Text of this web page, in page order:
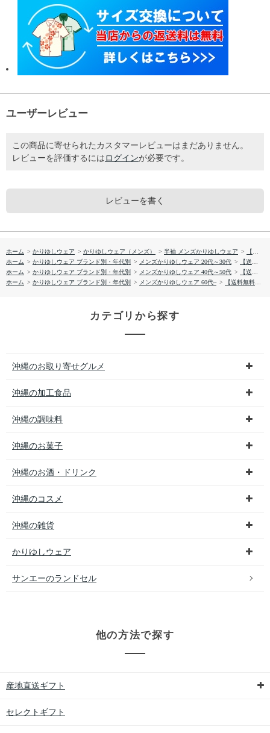
ユーザーレビュー
この商品に寄せられたカスタマーレビューはまだありません。
レビューを評価するには ログインが必要です。
レビューを書く
ホーム > かりゆしウェア > かりゆしウェア（メンズ） > 半袖 メンズかりゆしウェア >
【送料無料】フィッシュドロップス柄 かりゆしウェア GEM19013S
ホーム > かりゆしウェア ブランド別・年代別 > メンズかりゆしウェア 20代～30代 >
【送料無料】フィッシュドロップス柄 かりゆしウェア GEM19013S
ホーム > かりゆしウェア ブランド別・年代別 > メンズかりゆしウェア 40代～50代 >
【送料無料】フィッシュドロップス柄 かりゆしウェア GEM19013S
ホーム > かりゆしウェア ブランド別・年代別 > メンズかりゆしウェア 60代~ > 【送料無料】フィッシュドロップス柄 かりゆしウェア GEM19013S
カテゴリから探す
沖縄のお取り寄せグルメ
沖縄の加工食品
沖縄の調味料
沖縄のお菓子
沖縄のお酒・ドリンク
沖縄のコスメ
沖縄の雑貨
かりゆしウェア
サンエーのランドセル
他の方法で探す
産地直送ギフト
セレクトギフト